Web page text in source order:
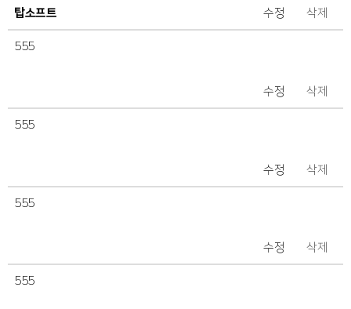
탑소프트 수정 삭제
555
수정 삭제
555
수정 삭제
555
수정 삭제
555